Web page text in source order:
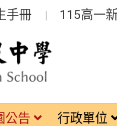
手冊 115高一
公告 行政單位